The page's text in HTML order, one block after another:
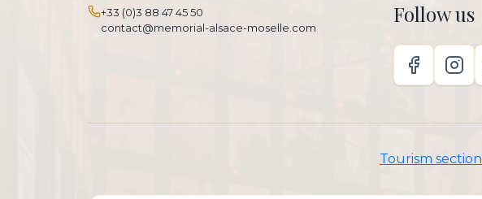
+33 (0)3 88 47 45 50
contact@memorial-alsace-moselle.com
Follow us
Tourism section